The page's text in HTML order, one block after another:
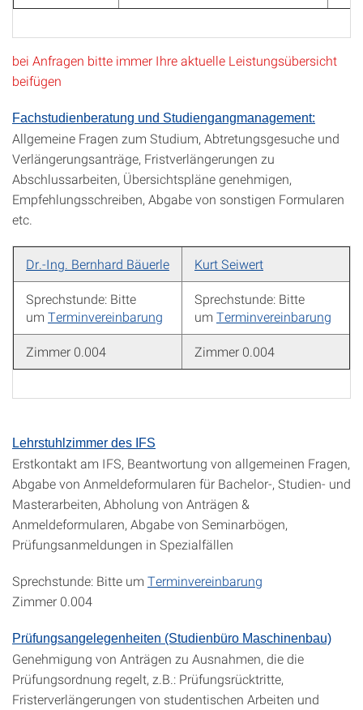
bei Anfragen bitte immer Ihre aktuelle Leistungsübersicht
beifügen
Fachstudienberatung und Studiengangmanagement:
Allgemeine Fragen zum Studium, Abtretungsgesuche und
Verlängerungsanträge, Fristverlängerungen zu
Abschlussarbeiten, Übersichtspläne genehmigen,
Empfehlungsschreiben, Abgabe von sonstigen Formularen
etc.
Dr.-Ing. Bernhard Bäuerle Kurt Seiwert
Sprechstunde: Bitte
um Terminvereinbarung
Sprechstunde: Bitte
um Terminvereinbarung
Zimmer 0.004 Zimmer 0.004
Lehrstuhlzimmer des IFS
Erstkontakt am IFS, Beantwortung von allgemeinen Fragen,
Abgabe von Anmeldeformularen für Bachelor-, Studien- und
Masterarbeiten, Abholung von Anträgen &
Anmeldeformularen, Abgabe von Seminarbögen,
Prüfungsanmeldungen in Spezialfällen
Sprechstunde: Bitte um Terminvereinbarung
Zimmer 0.004
Prüfungsangelegenheiten (Studienbüro Maschinenbau)
Genehmigung von Anträgen zu Ausnahmen, die die
Prüfungsordnung regelt, z.B.: Prüfungsrücktritte,
Fristerverlängerungen von studentischen Arbeiten und